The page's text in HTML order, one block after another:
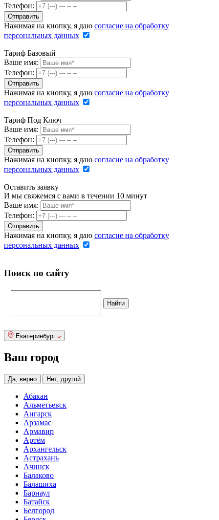
Телефон:
Нажимая на кнопку, я даю согласие на обработку
персональных данных
Тариф Базовый
Ваше имя:
Телефон:
Нажимая на кнопку, я даю согласие на обработку
персональных данных
Тариф Под Ключ
Ваше имя:
Телефон:
Нажимая на кнопку, я даю согласие на обработку
персональных данных
Оставить заявку
И мы свяжемся с вами в течении 10 минут
Ваше имя:
Телефон:
Нажимая на кнопку, я даю согласие на обработку
персональных данных
Поиск по сайту
Екатеринбург
Ваш город
Да, верно Нет, другой
Абакан
Альметьевск
Ангарск
Арзамас
Армавир
Артём
Архангельск
Астрахань
Ачинск
Балаково
Балашиха
Барнаул
Батайск
Белгород